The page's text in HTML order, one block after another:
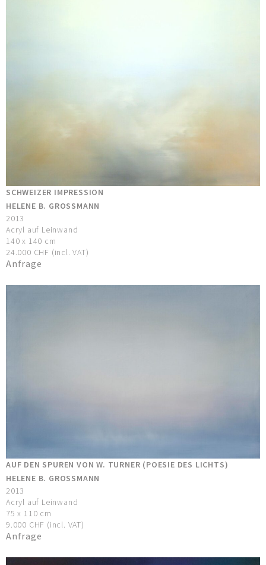
SCHWEIZER IMPRESSION
HELENE B. GROSSMANN
2013
Acryl auf Leinwand
140 x 140 cm
24.000 CHF (incl. VAT)
Anfrage
AUF DEN SPUREN VON W. TURNER (POESIE DES LICHTS)
HELENE B. GROSSMANN
2013
Acryl auf Leinwand
75 x 110 cm
9.000 CHF (incl. VAT)
Anfrage